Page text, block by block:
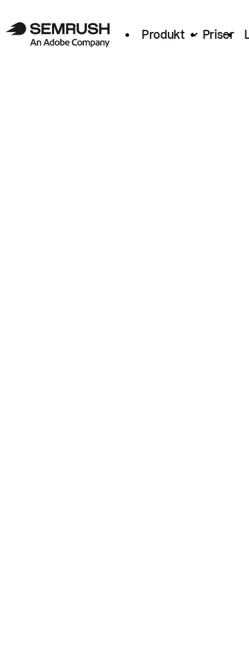
Produkt Priser